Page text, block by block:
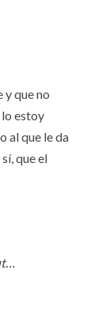
y que no
estoy
al que le da
que el